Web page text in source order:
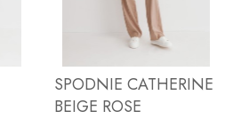
SPODNIE CATHERINE
BEIGE ROSE